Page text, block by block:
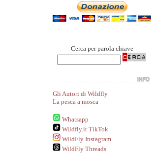
Cerca per parola chiave
Gli Autori di Wildfly
La pesca a mosca
Whatsapp
Wildfly.it TikTok
WildFly Instagram
WildFly Threads